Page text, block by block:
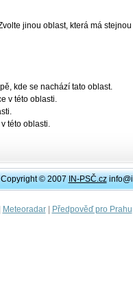
jinou oblast, která má
kde se nachází tato oblast.
v této oblasti.
této oblasti.
Copyright © 2007IN-PSČ.cz
Meteoradar| Předpověď pro Prahu